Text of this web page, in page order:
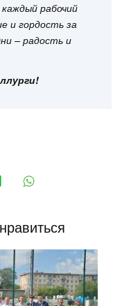
рабочий
и гордость за
– радость и